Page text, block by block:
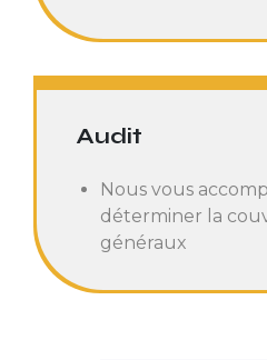
Audit
Nous vous
déterminer la
généraux